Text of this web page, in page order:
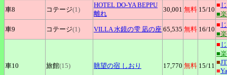
車8 コテージ(1)
HOTEL DO-YA BEPPU
離れ
30,001 無料 15/10
■
■
車9
コテージ(1) VILLA水鏡の雫 凪の座 65,535 無料 16/10
■
■
車10 旅館(15) 眺望の宿 しおり 17,770 無料 15/11
■
■
■
■